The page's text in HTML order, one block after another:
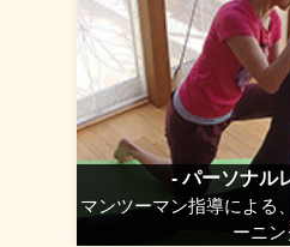
- パーソナル
マンツーマン指導による
ーニ